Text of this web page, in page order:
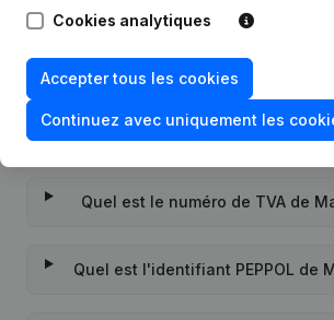
Succursale, etc...)
Questions fréquemment posées
Quel est le numéro de TVA de
Quel est l'identifiant PEPPOL de
Cookies analytiques
Accepter tous les cookies
Continuez avec uniquement les